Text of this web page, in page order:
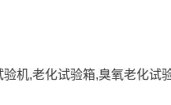
机,老化试验箱,臭氧老化试